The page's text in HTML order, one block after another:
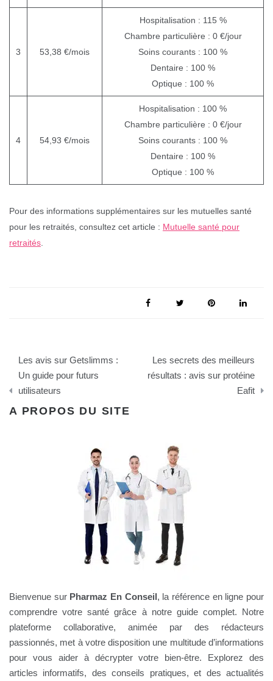
3 53,38 €/mois
Hospitalisation : 115 %
Chambre particulière : 0 €/jour
Soins courants : 100 %
Dentaire : 100 %
Optique : 100 %
4 54,93 €/mois
Hospitalisation : 100 %
Chambre particulière : 0 €/jour
Soins courants : 100 %
Dentaire : 100 %
Optique : 100 %
Pour des informations supplémentaires sur les mutuelles santé
pour les retraités, consultez cet article : Mutuelle santé pour
retraités
de
l’article
Les avis sur Getslimms :
Un guide pour futurs
utilisateurs
Les secrets des meilleurs
résultats : avis sur protéine
Eafit
A PROPOS DU SITE
Bienvenue sur Pharmaz En Conseil, la référence en ligne pour
comprendre votre santé grâce à notre guide complet. Notre
plateforme collaborative, animée par des rédacteurs
passionnés, met à votre disposition une multitude d’informations
pour vous aider à décrypter votre bien-être. Explorez des
articles informatifs, des conseils pratiques, et des actualités